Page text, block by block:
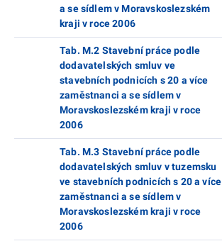
a se sídlem v Moravskoslezském
kraji v roce 2006
Tab. M.2 Stavební práce podle
dodavatelských smluv ve
stavebních podnicích s 20 a více
zaměstnanci a se sídlem v
Moravskoslezském kraji v roce
2006
Tab. M.3 Stavební práce podle
dodavatelských smluv v tuzemsku
ve stavebních podnicích s 20 a více
zaměstnanci a se sídlem v
Moravskoslezském kraji v roce
2006